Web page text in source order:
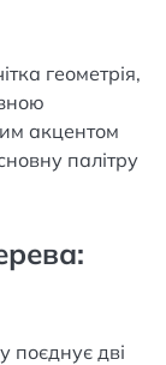
геометрія,
акцентом
палітру
поєднує дві